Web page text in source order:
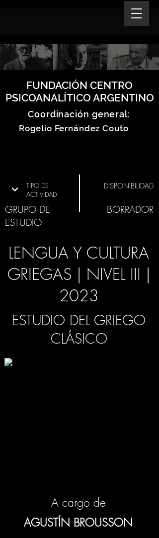
FUNDACIÓN CENTRO
PSICOANALÍTICO ARGENTINO
Coordinación general:
Rogelio Fernández Couto
TIPO DE
ACTIVIDAD
GRUPO DE
ESTUDIO
DISPONIBILIDAD
BORRADOR
LENGUA Y CULTURA
GRIEGAS | NIVEL III |
2023
ESTUDIO DEL GRIEGO
CLÁSICO
A cargo de
AGUSTÍN BROUSSON